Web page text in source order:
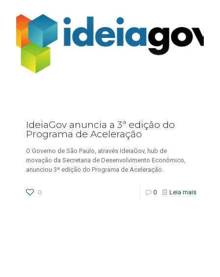
IdeiaGov anuncia a 3ª edição do
Programa de Aceleração
O Governo de São Paulo, através IdeiaGov, hub de
inovação da Secretaria de Desenvolvimento Econômico,
anunciou 3ª edição do Programa de Aceleração.
0 0 Leia mais